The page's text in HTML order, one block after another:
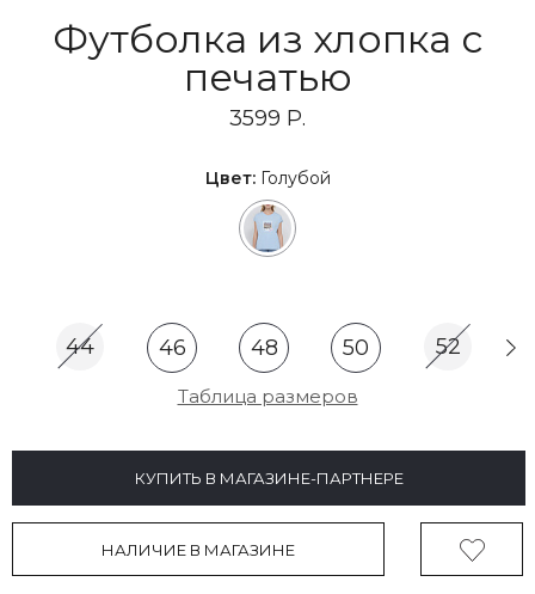
Футболка из хлопка с
печатью
3599 Р.
Цвет:Голубой
44 46 48 50 52
Таблица размеров
КУПИТЬ В МАГАЗИНЕ-ПАРТНЕРЕ
НАЛИЧИЕ В МАГАЗИНЕ